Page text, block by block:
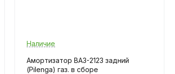
Наличие
Амортизатор ВАЗ-2123 задний
(Pilenga) газ. в сборе